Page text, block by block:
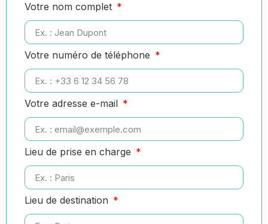
Votre nom complet
Votre numéro de téléphone
Votre adresse e-mail
Lieu de prise en charge
Lieu de destination